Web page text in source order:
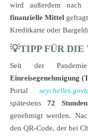
wird außerdem nach
finanzielle Mittel
Kreditkarte oder
💡TIPP FÜR DIE
Seit der
Einreisegenehmigung
Portal
spätestens72
genehmigt werden.
den QR-Code, der bei